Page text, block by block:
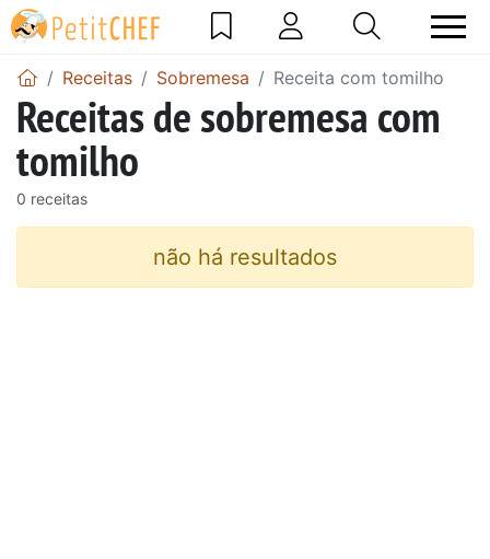
Receitas Sobremesa Receita com tomilho
Receitas de sobremesa com
tomilho
0 receitas
não há resultados